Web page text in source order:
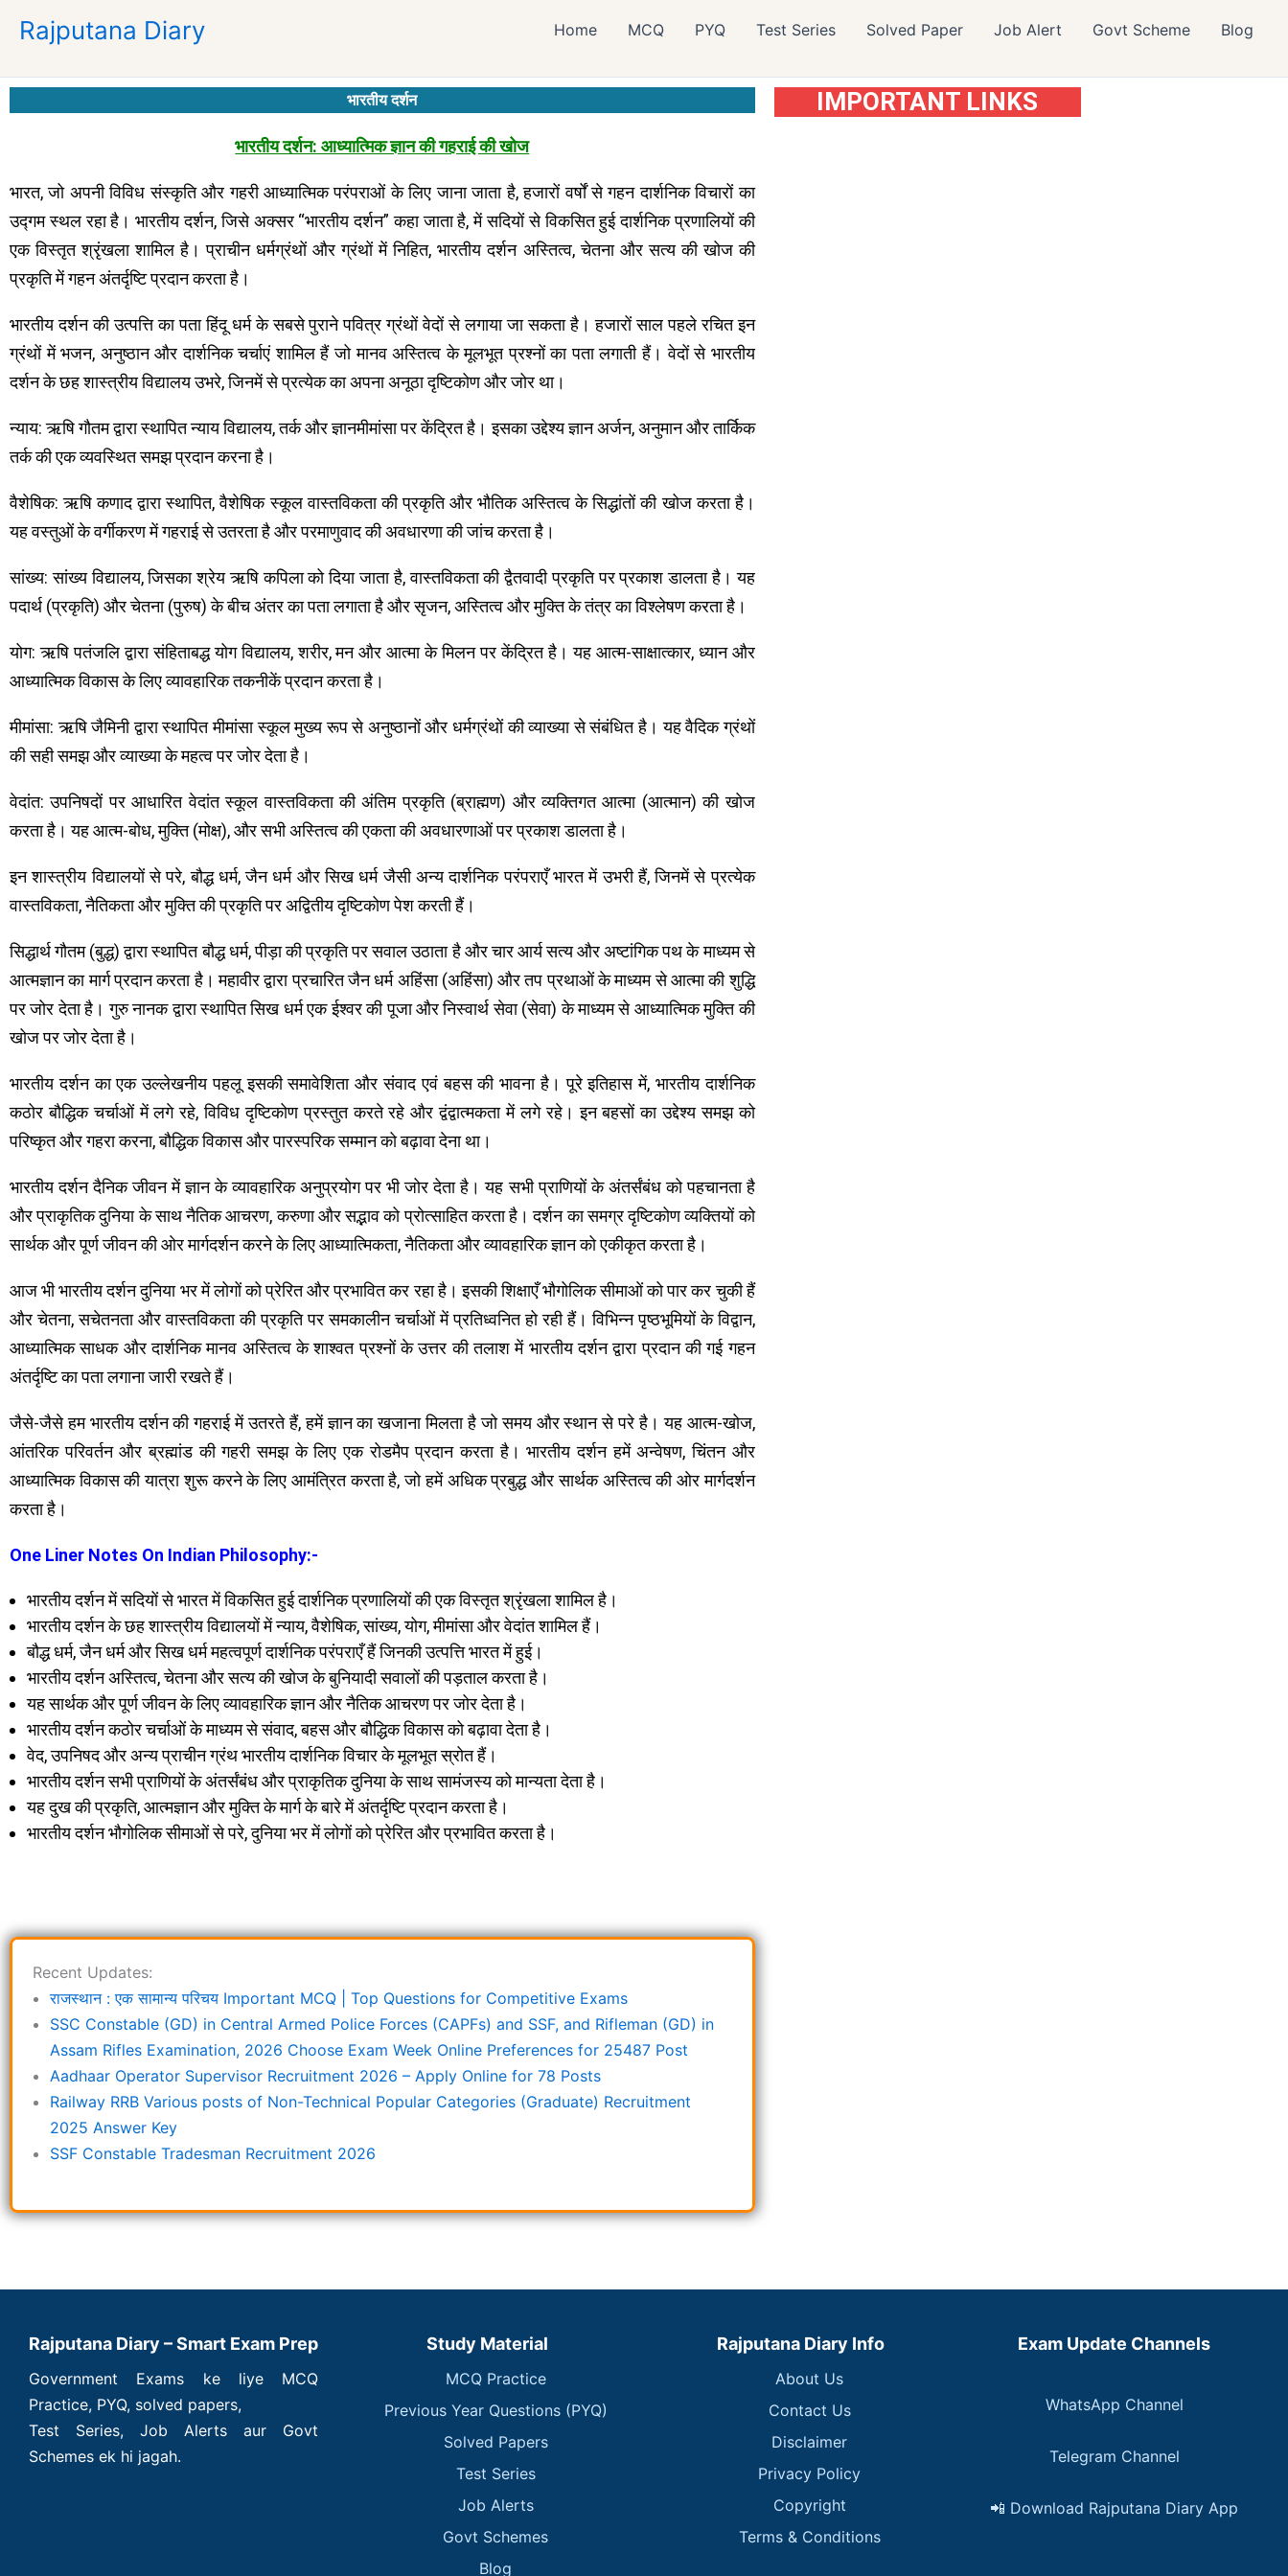
Rajputana Diary Home MCQ PYQ Test Series Solved Paper Job Alert Govt Scheme Blog
भारतीय दर्शन
भारतीय दर्शन: आध्यात्मिक ज्ञान की गहराई की खोज
भारत, जो अपनी विविध संस्कृति और गहरी आध्यात्मिक परंपराओं के लिए जाना जाता है, हजारों वर्षों से गहन दार्शनिक विचारों का
उद्गम स्थल रहा है। भारतीय दर्शन, जिसे अक्सर “भारतीय दर्शन” कहा जाता है, में सदियों से विकसित हुई दार्शनिक प्रणालियों की
एक विस्तृत श्रृंखला शामिल है। प्राचीन धर्मग्रंथों और ग्रंथों में निहित, भारतीय दर्शन अस्तित्व, चेतना और सत्य की खोज की
प्रकृति में गहन अंतर्दृष्टि प्रदान करता है।
भारतीय दर्शन की उत्पत्ति का पता हिंदू धर्म के सबसे पुराने पवित्र ग्रंथों वेदों से लगाया जा सकता है। हजारों साल पहले रचित इन
ग्रंथों में भजन, अनुष्ठान और दार्शनिक चर्चाएं शामिल हैं जो मानव अस्तित्व के मूलभूत प्रश्नों का पता लगाती हैं। वेदों से भारतीय
दर्शन के छह शास्त्रीय विद्यालय उभरे, जिनमें से प्रत्येक का अपना अनूठा दृष्टिकोण और जोर था।
न्याय: ऋषि गौतम द्वारा स्थापित न्याय विद्यालय, तर्क और ज्ञानमीमांसा पर केंद्रित है। इसका उद्देश्य ज्ञान अर्जन, अनुमान और तार्किक
तर्क की एक व्यवस्थित समझ प्रदान करना है।
वैशेषिक: ऋषि कणाद द्वारा स्थापित, वैशेषिक स्कूल वास्तविकता की प्रकृति और भौतिक अस्तित्व के सिद्धांतों की खोज करता है।
यह वस्तुओं के वर्गीकरण में गहराई से उतरता है और परमाणुवाद की अवधारणा की जांच करता है।
सांख्य: सांख्य विद्यालय, जिसका श्रेय ऋषि कपिला को दिया जाता है, वास्तविकता की द्वैतवादी प्रकृति पर प्रकाश डालता है। यह
पदार्थ (प्रकृति) और चेतना (पुरुष) के बीच अंतर का पता लगाता है और सृजन, अस्तित्व और मुक्ति के तंत्र का विश्लेषण करता है।
योग: ऋषि पतंजलि द्वारा संहिताबद्ध योग विद्यालय, शरीर, मन और आत्मा के मिलन पर केंद्रित है। यह आत्म-साक्षात्कार, ध्यान और
आध्यात्मिक विकास के लिए व्यावहारिक तकनीकें प्रदान करता है।
मीमांसा: ऋषि जैमिनी द्वारा स्थापित मीमांसा स्कूल मुख्य रूप से अनुष्ठानों और धर्मग्रंथों की व्याख्या से संबंधित है। यह वैदिक ग्रंथों
की सही समझ और व्याख्या के महत्व पर जोर देता है।
वेदांत: उपनिषदों पर आधारित वेदांत स्कूल वास्तविकता की अंतिम प्रकृति (ब्राह्मण) और व्यक्तिगत आत्मा (आत्मान) की खोज
करता है। यह आत्म-बोध, मुक्ति (मोक्ष), और सभी अस्तित्व की एकता की अवधारणाओं पर प्रकाश डालता है।
इन शास्त्रीय विद्यालयों से परे, बौद्ध धर्म, जैन धर्म और सिख धर्म जैसी अन्य दार्शनिक परंपराएँ भारत में उभरी हैं, जिनमें से प्रत्येक
वास्तविकता, नैतिकता और मुक्ति की प्रकृति पर अद्वितीय दृष्टिकोण पेश करती हैं।
सिद्धार्थ गौतम (बुद्ध) द्वारा स्थापित बौद्ध धर्म, पीड़ा की प्रकृति पर सवाल उठाता है और चार आर्य सत्य और अष्टांगिक पथ के माध्यम से
आत्मज्ञान का मार्ग प्रदान करता है। महावीर द्वारा प्रचारित जैन धर्म अहिंसा (अहिंसा) और तप प्रथाओं के माध्यम से आत्मा की शुद्धि
पर जोर देता है। गुरु नानक द्वारा स्थापित सिख धर्म एक ईश्वर की पूजा और निस्वार्थ सेवा (सेवा) के माध्यम से आध्यात्मिक मुक्ति की
खोज पर जोर देता है।
भारतीय दर्शन का एक उल्लेखनीय पहलू इसकी समावेशिता और संवाद एवं बहस की भावना है। पूरे इतिहास में, भारतीय दार्शनिक
कठोर बौद्धिक चर्चाओं में लगे रहे, विविध दृष्टिकोण प्रस्तुत करते रहे और द्वंद्वात्मकता में लगे रहे। इन बहसों का उद्देश्य समझ को
परिष्कृत और गहरा करना, बौद्धिक विकास और पारस्परिक सम्मान को बढ़ावा देना था।
भारतीय दर्शन दैनिक जीवन में ज्ञान के व्यावहारिक अनुप्रयोग पर भी जोर देता है। यह सभी प्राणियों के अंतर्संबंध को पहचानता है
और प्राकृतिक दुनिया के साथ नैतिक आचरण, करुणा और सद्भाव को प्रोत्साहित करता है। दर्शन का समग्र दृष्टिकोण व्यक्तियों को
सार्थक और पूर्ण जीवन की ओर मार्गदर्शन करने के लिए आध्यात्मिकता, नैतिकता और व्यावहारिक ज्ञान को एकीकृत करता है।
आज भी भारतीय दर्शन दुनिया भर में लोगों को प्रेरित और प्रभावित कर रहा है। इसकी शिक्षाएँ भौगोलिक सीमाओं को पार कर चुकी हैं
और चेतना, सचेतनता और वास्तविकता की प्रकृति पर समकालीन चर्चाओं में प्रतिध्वनित हो रही हैं। विभिन्न पृष्ठभूमियों के विद्वान,
आध्यात्मिक साधक और दार्शनिक मानव अस्तित्व के शाश्वत प्रश्नों के उत्तर की तलाश में भारतीय दर्शन द्वारा प्रदान की गई गहन
अंतर्दृष्टि का पता लगाना जारी रखते हैं।
जैसे-जैसे हम भारतीय दर्शन की गहराई में उतरते हैं, हमें ज्ञान का खजाना मिलता है जो समय और स्थान से परे है। यह आत्म-खोज,
आंतरिक परिवर्तन और ब्रह्मांड की गहरी समझ के लिए एक रोडमैप प्रदान करता है। भारतीय दर्शन हमें अन्वेषण, चिंतन और
आध्यात्मिक विकास की यात्रा शुरू करने के लिए आमंत्रित करता है, जो हमें अधिक प्रबुद्ध और सार्थक अस्तित्व की ओर मार्गदर्शन
करता है।
One Liner Notes On Indian Philosophy:-
भारतीय दर्शन में सदियों से भारत में विकसित हुई दार्शनिक प्रणालियों की एक विस्तृत श्रृंखला शामिल है।
भारतीय दर्शन के छह शास्त्रीय विद्यालयों में न्याय, वैशेषिक, सांख्य, योग, मीमांसा और वेदांत शामिल हैं।
बौद्ध धर्म, जैन धर्म और सिख धर्म महत्वपूर्ण दार्शनिक परंपराएँ हैं जिनकी उत्पत्ति भारत में हुई।
भारतीय दर्शन अस्तित्व, चेतना और सत्य की खोज के बुनियादी सवालों की पड़ताल करता है।
यह सार्थक और पूर्ण जीवन के लिए व्यावहारिक ज्ञान और नैतिक आचरण पर जोर देता है।
भारतीय दर्शन कठोर चर्चाओं के माध्यम से संवाद, बहस और बौद्धिक विकास को बढ़ावा देता है।
वेद, उपनिषद और अन्य प्राचीन ग्रंथ भारतीय दार्शनिक विचार के मूलभूत स्रोत हैं।
भारतीय दर्शन सभी प्राणियों के अंतर्संबंध और प्राकृतिक दुनिया के साथ सामंजस्य को मान्यता देता है।
यह दुख की प्रकृति, आत्मज्ञान और मुक्ति के मार्ग के बारे में अंतर्दृष्टि प्रदान करता है।
भारतीय दर्शन भौगोलिक सीमाओं से परे, दुनिया भर में लोगों को प्रेरित और प्रभावित करता है।
IMPORTANT LINKS
Recent Updates:
राजस्थान : एक सामान्य परिचय Important MCQ | Top Questions for Competitive Exams
SSC Constable (GD) in Central Armed Police Forces (CAPFs) and SSF, and Rifleman (GD) in
Assam Rifles Examination, 2026 Choose Exam Week Online Preferences for 25487 Post
Aadhaar Operator Supervisor Recruitment 2026 – Apply Online for 78 Posts
Railway RRB Various posts of Non-Technical Popular Categories (Graduate) Recruitment
2025 Answer Key
SSF Constable Tradesman Recruitment 2026
Rajputana Diary – Smart Exam Prep
Government Exams ke liye MCQ
Practice, PYQ, solved papers,
Test Series, Job Alerts aur Govt
Schemes ek hi jagah.
Study Material
MCQ Practice
Previous Year Questions (PYQ)
Solved Papers
Test Series
Job Alerts
Govt Schemes
Blog
Rajputana Diary Info
About Us
Contact Us
Disclaimer
Privacy Policy
Copyright
Terms & Conditions
Exam Update Channels
WhatsApp Channel
Telegram Channel
📲 Download Rajputana Diary App